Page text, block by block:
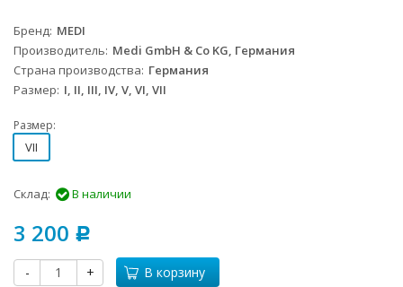
Бренд MEDI
Производитель Medi GmbH & Co KG, Германия
Страна производства Германия
Размер I, II, III, IV, V, VI, VII
Размер:
VII
Склад: В наличии
3 200 Р
- + В корзину